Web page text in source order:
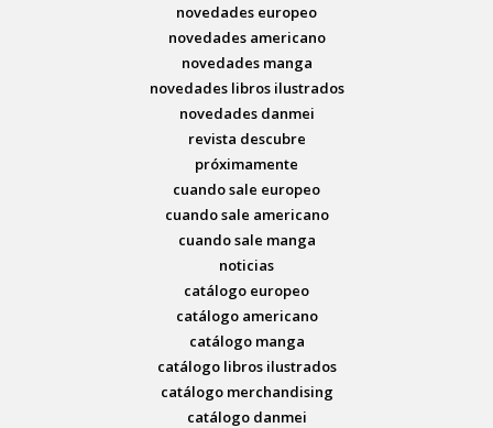
novedades europeo
novedades americano
novedades manga
novedades libros ilustrados
novedades danmei
revista descubre
próximamente
cuando sale europeo
cuando sale americano
cuando sale manga
noticias
catálogo europeo
catálogo americano
catálogo manga
catálogo libros ilustrados
catálogo merchandising
catálogo danmei